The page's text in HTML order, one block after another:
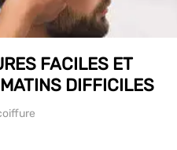
FACILES ET
DIFFICILES